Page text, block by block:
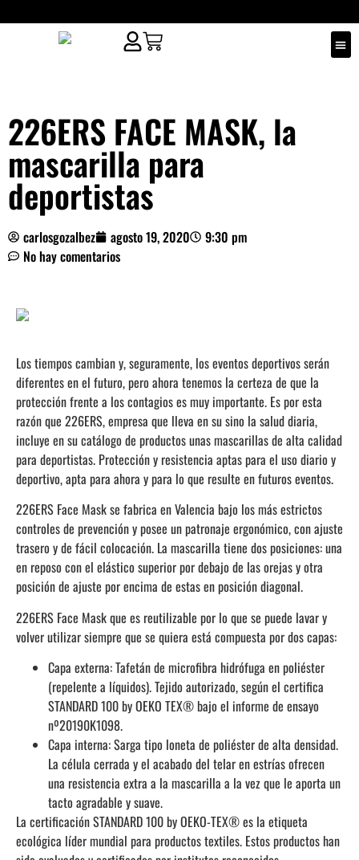
226ERS FACE MASK, la
mascarilla para
deportistas
carlosgozalbez agosto 19, 2020
9:30 pm
No hay comentarios
Los tiempos cambian y, seguramente, los eventos deportivos serán
diferentes en el futuro, pero ahora tenemos la certeza de que la
protección frente a los contagios es muy importante. Es por esta
razón que 226ERS, empresa que lleva en su sino la salud diaria,
incluye en su catálogo de productos unas mascarillas de alta calidad
para deportistas. Protección y resistencia aptas para el uso diario y
deportivo, apta para ahora y para lo que resulte en futuros eventos.
226ERS Face Mask se fabrica en Valencia bajo los más estrictos
controles de prevención y posee un patronaje ergonómico, con ajuste
trasero y de fácil colocación. La mascarilla tiene dos posiciones: una
en reposo con el elástico superior por debajo de las orejas y otra
posición de ajuste por encima de estas en posición diagonal.
226ERS Face Mask que es reutilizable por lo que se puede lavar y
volver utilizar siempre que se quiera está compuesta por dos capas:
Capa externa: Tafetán de microfibra hidrófuga en poliéster
(repelente a líquidos). Tejido autorizado, según el certifica
STANDARD 100 by OEKO TEX® bajo el informe de ensayo
nº20190K1098.
Capa interna: Sarga tipo loneta de poliéster de alta densidad.
La célula cerrada y el acabado del telar en estrías ofrecen
una resistencia extra a la mascarilla a la vez que le aporta un
tacto agradable y suave.
La certificación STANDARD 100 by OEKO-TEX® es la etiqueta
ecológica líder mundial para productos textiles. Estos productos han